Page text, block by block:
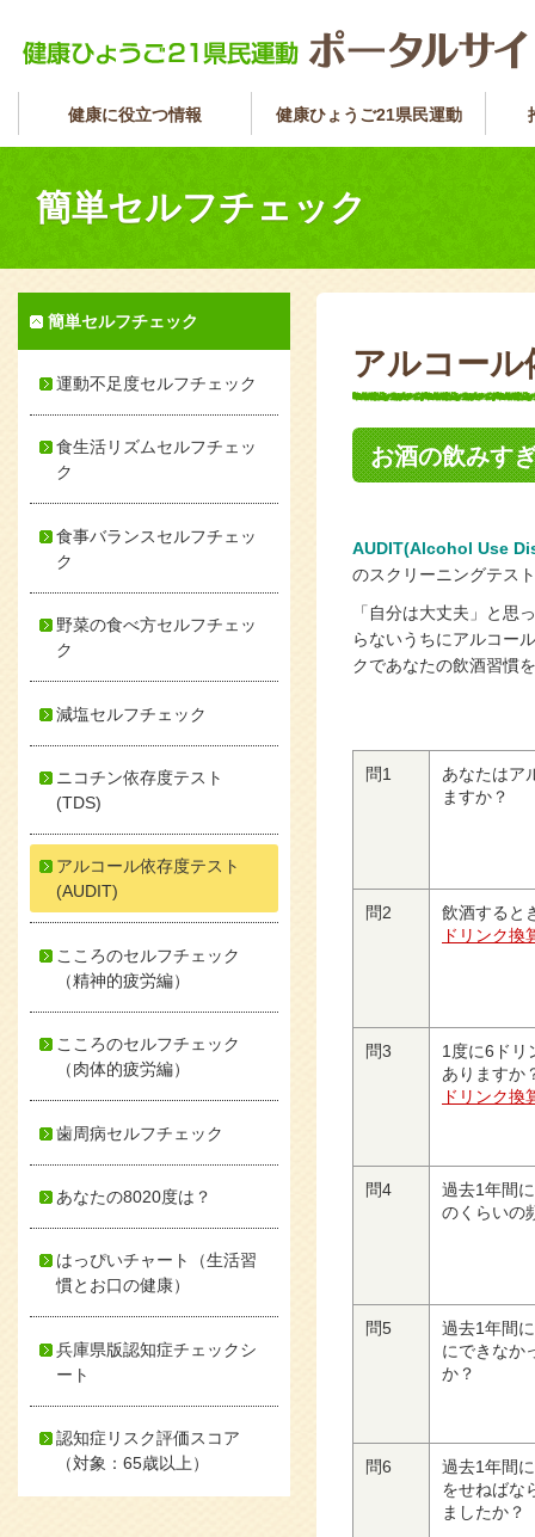
健康に役立つ情報 健康ひょうご21県民運動
簡単セルフチェック
アルコール
お酒の飲みす
AUDIT(Alcohol Use
のスクリーニングテス
「自分は大丈夫」と思
らないうちにアルコー
クであなたの飲酒習慣
問1
あなたはア
ますか？
問2
飲酒すると
ドリンク換
問3
1度に6ドリ
ありますか
ドリンク換
問4
過去1年間
のくらいの
問5
過去1年間
にできなか
か？
問6
過去1年間
をせねばな
ましたか？
簡単セルフチェック
運動不足度セルフチェック
食生活リズムセルフチェッ
ク
食事バランスセルフチェッ
ク
野菜の食べ方セルフチェッ
ク
減塩セルフチェック
ニコチン依存度テスト
(TDS)
アルコール依存度テスト
(AUDIT)
こころのセルフチェック
（精神的疲労編）
こころのセルフチェック
（肉体的疲労編）
歯周病セルフチェック
あなたの8020度は？
はっぴいチャート（生活習
慣とお口の健康）
兵庫県版認知症チェックシ
ート
認知症リスク評価スコア
（対象：65歳以上）